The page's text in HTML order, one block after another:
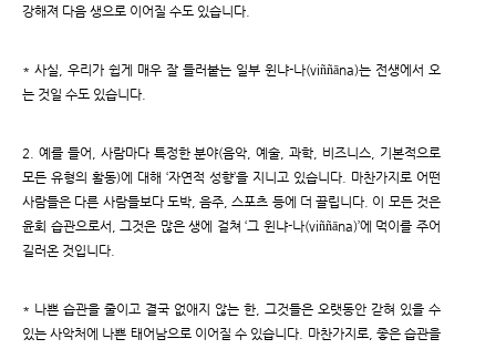
강해져 다음 생으로 이어질 수도 있습니다.
* 사실, 우리가 쉽게 매우 잘 들러붙는 일부 윈냐-나(viññāna)는 전생에서 오
는 것일 수도 있습니다.
2. 예를 들어, 사람마다 특정한 분야(음악, 예술, 과학, 비즈니스, 기본적으로
모든 유형의 활동)에 대해 ‘자연적 성향’을 지니고 있습니다. 마찬가지로 어떤
사람들은 다른 사람들보다 도박, 음주, 스포츠 등에 더 끌립니다. 이 모든 것은
윤회 습관으로서, 그것은 많은 생에 걸쳐 ‘그 윈냐-나(viññāna)’에 먹이를 주어
길러온 것입니다.
* 나쁜 습관을 줄이고 결국 없애지 않는 한, 그것들은 오랫동안 갇혀 있을 수
있는 사악처에 나쁜 태어남으로 이어질 수 있습니다. 마찬가지로, 좋은 습관을